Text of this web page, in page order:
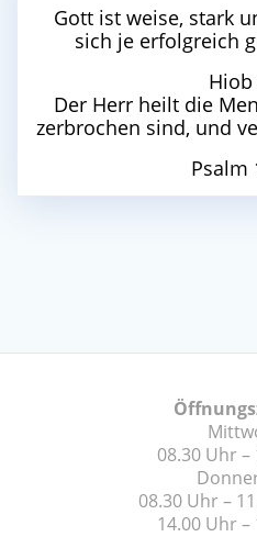
Gott ist weise, stark
sich je erfolgreich
Hiob
Der Herr heilt die
zerbrochen sind, und
Psalm
08.30 Uhr –
08.30 Uhr –
14.00 Uhr –